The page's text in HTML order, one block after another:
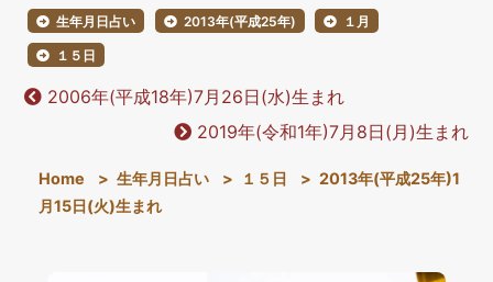
生年月日占い 2013年(平成25年) １月
１５日
2006年(平成18年)7月26日(水)生まれ
2019年(令和1年)7月8日(月)生まれ
Home > 生年月日占い > １５日 > 2013年(平成25年)1
月15日(火)生まれ